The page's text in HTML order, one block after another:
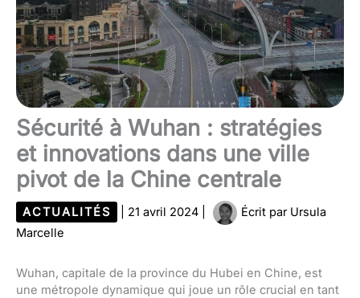
Sécurité à Wuhan : stratégies
et innovations dans une ville
pivot de la Chine centrale
ACTUALITÉS 21 avril 2024 Écrit par Ursula
Marcelle
Wuhan, capitale de la province du Hubei en Chine, est
une métropole dynamique qui joue un rôle crucial en tant